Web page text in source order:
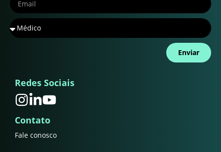
Enviar
Redes Sociais
Contato
Fale conosco